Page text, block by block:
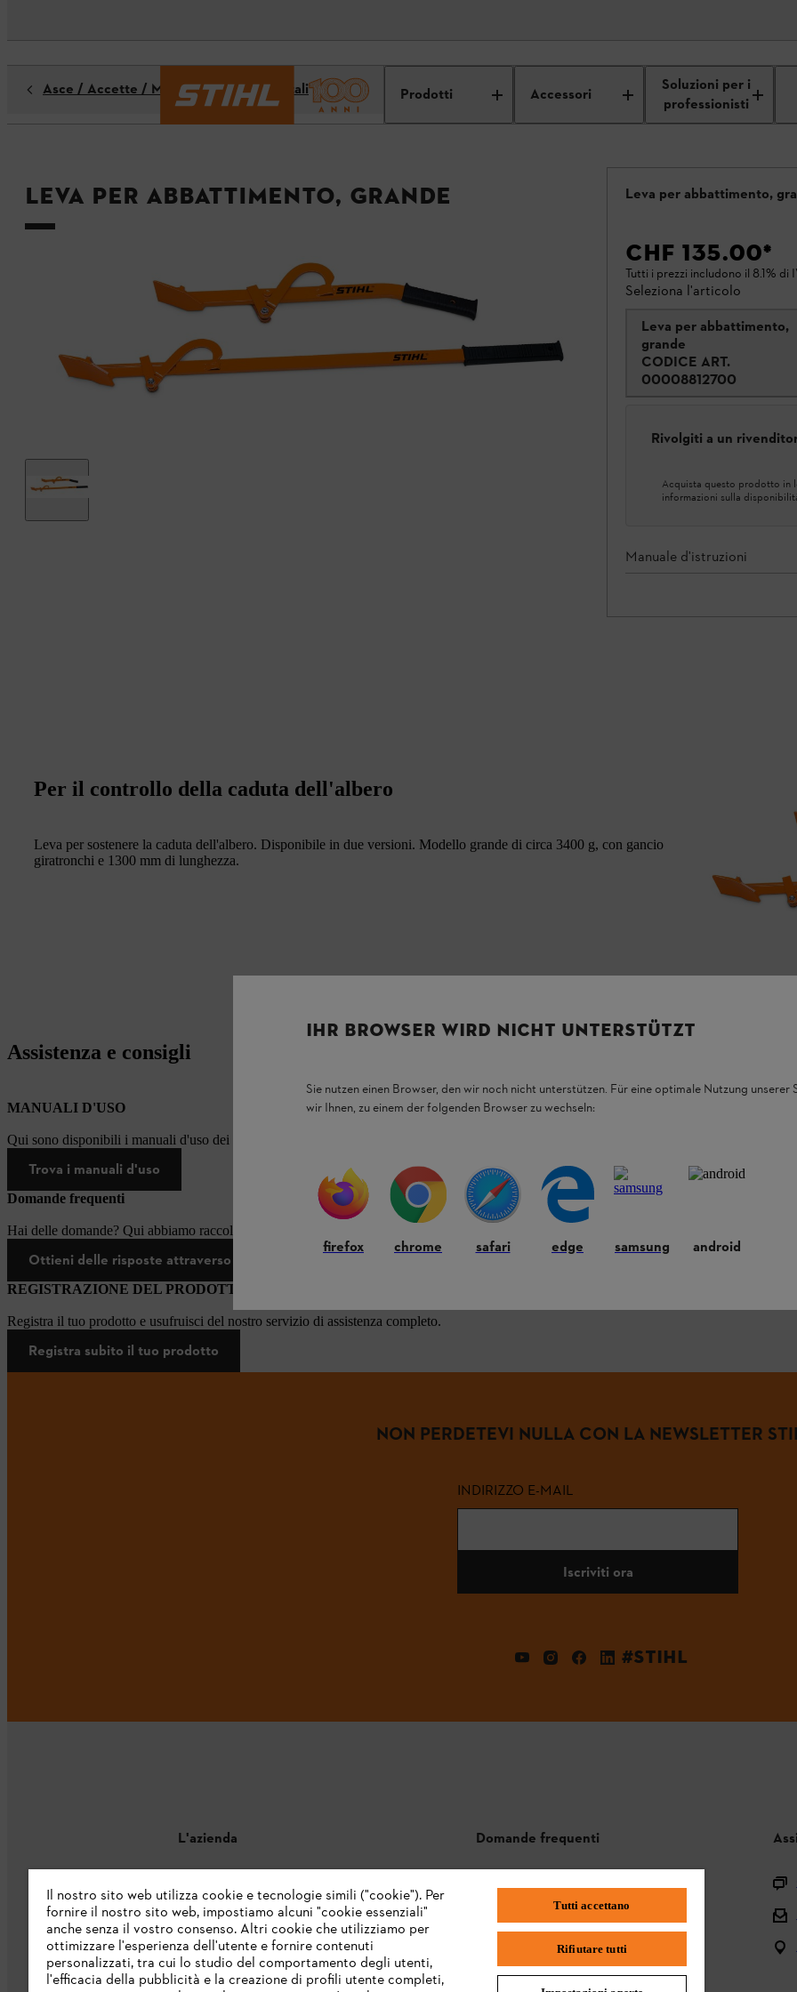
Prodotti Accessori
Soluzioni per i
professionisti
Asce / Accette / Mazze / Attrezzi forestali
Leva per abbattimento, grande Leva per abbattimento,
CHF 135.00*
Tutti i prezzi includono il 8.1% di
Seleziona l'articolo
Leva per abbattimento,
grande
CODICE ART.
00008812700
Rivolgiti a un
Acquista questo prodotto in
informazioni sulla
Manuale d'istruzioni
Per il controllo della caduta dell'albero
Leva per sostenere la caduta dell'albero. Disponibile in due versioni. Modello grande di circa 3400 g, con gancio
giratronchi e 1300 mm di lunghezza.
Assistenza e consigli
MANUALI D'USO
Qui sono disponibili i manuali d'uso dei prodotti STIHL.
Trova i manuali d'uso
Domande frequenti
Hai delle domande? Qui abbiamo raccolto le risposte alle domande più frequenti.
Ottieni delle risposte attraverso le nostre Domande frequenti
REGISTRAZIONE DEL PRODOTTO
Registra il tuo prodotto e usufruisci del nostro servizio di assistenza completo.
Registra subito il tuo prodotto
NON PERDETEVI NULLA CON LA NEWSLETTER
INDIRIZZO E-MAIL
Iscriviti ora
#STIHL
L'azienda
Catalogo
Informazioni per i fornitori
Sistema di denuncia STIHL
Domande frequenti
Batterie e attrezzi elettrici
Istruzioni per l'uso
IHR BROWSER WIRD NICHT UNTERSTÜTZT
Sie nutzen einen Browser, den wir noch nicht unterstützen. Für eine optimale Nutzung unserer
wir Ihnen, zu einem der folgenden Browser zu wechseln:
firefox chrome safari edge samsung android
Il nostro sito web utilizza cookie e tecnologie simili ("cookie"). Per
fornire il nostro sito web, impostiamo alcuni "cookie essenziali"
anche senza il vostro consenso. Altri cookie che utilizziamo per
ottimizzare l'esperienza dell'utente e fornire contenuti
personalizzati, tra cui lo studio del comportamento degli utenti,
l'efficacia della pubblicità e la creazione di profili utente completi,
Tutti accettano
Rifiutare tutti